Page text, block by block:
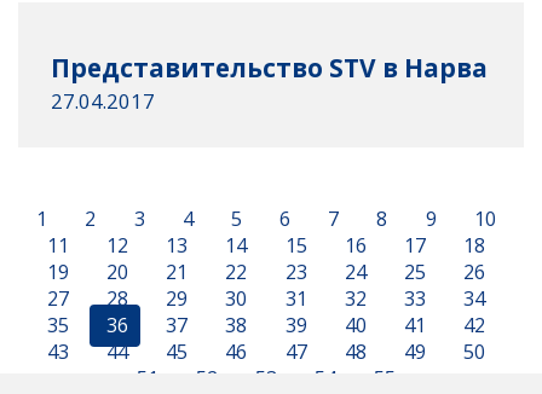
Представительство STV в Нарва
27.04.2017
1 2 3 4 5 6 7 8 9
10
11
12 13 14 15 16 17
18
19
20 21 22 23 24 25
26
27
28 29 30 31 32 33
34
35
36 37 38 39 40 41
42
43
44 45 46 47 48 49
50
51
52 53 54 55